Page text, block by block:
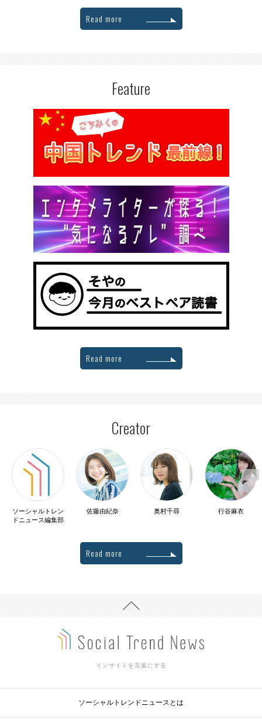
Read more
Feature
Read more
Creator
ソーシャルトレン
ドニュース編集部
佐藤由紀奈 奥村千尋 行谷麻衣
Read more
インサイトを言葉にする
ソーシャルトレンドニュースとは